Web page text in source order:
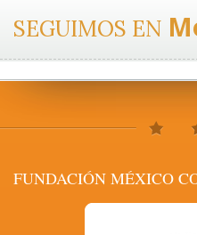
SEGUIMOS EN
FUNDACIÓN MÉXICO